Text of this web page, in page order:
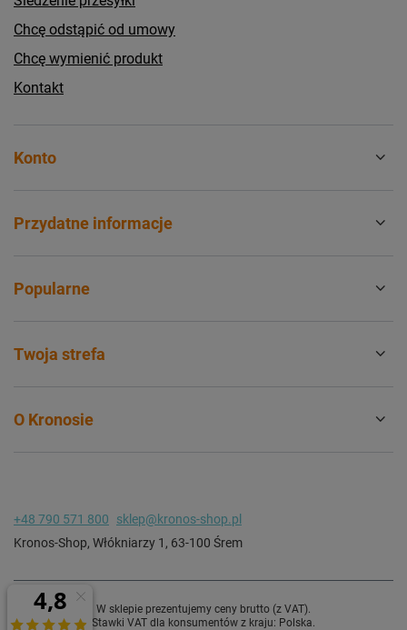
Chcę odstąpić od umowy
Chcę wymienić produkt
Kontakt
Konto
Przydatne informacje
Popularne
Twoja strefa
O Kronosie
+48 790 571 800
sklep@kronos-shop.pl
Kronos-Shop, Włókniarzy 1 , 63-100 Śrem
W sklepie prezentujemy ceny brutto (z VAT).
Stawki VAT dla konsumentów z kraju: Polska.